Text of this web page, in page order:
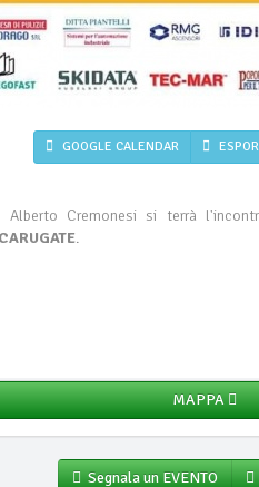
GOOGLE CALENDAR
Alberto Cremonesi si terrà
CARUGATE.
MAPPA
Segnala un EVENTO